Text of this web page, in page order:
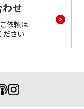
せ
依頼は
ださい